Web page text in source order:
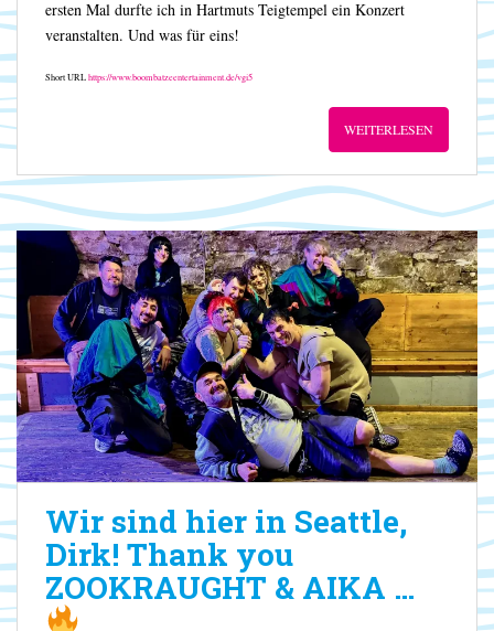
ersten Mal durfte ich in Hartmuts Teigtempel ein Konzert
veranstalten. Und was für eins!
Short URLhttps://www.boombatzeentertainment.de/vgi5
WEITERLESEN
Wir sind hier in Seattle,
Dirk! Thank you
ZOOKRAUGHT & AIKA …